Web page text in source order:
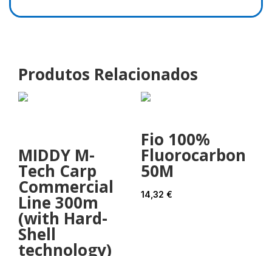
Produtos Relacionados
MIDDY M-
Tech Carp
Commercial
Line 300m
(with Hard-
Shell
technology)
Fio 100%
Fluorocarbon
50M
14,32 €